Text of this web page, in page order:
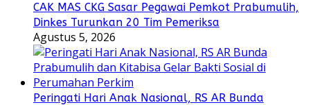
CAK MAS CKG Sasar Pegawai Pemkot Prabumulih,
Dinkes Turunkan 20 Tim Pemeriksa
Agustus 5, 2026
Peringati Hari Anak Nasional, RS AR Bunda